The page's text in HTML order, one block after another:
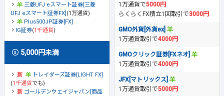
三菱UFJ eスマート証券[三菱
UFJ eスマート証券FX] (1万通貨)
Plus500JP証券[FX]
IG証券(1千通貨)
5,000円未満
トレイダーズ証券[LIGHT FX]
(1千通貨でも)
ゴールデンウェイジャパン[商品
1万通貨で5000円
らくらくFX積立1回取引で3000円
GMO外貨[外貨ex]
1万通貨取引で4000円
GMOクリック証券[FXネオ]
1万通貨取引で4000円
JFX[マトリックス]
1万通貨取引で5000円